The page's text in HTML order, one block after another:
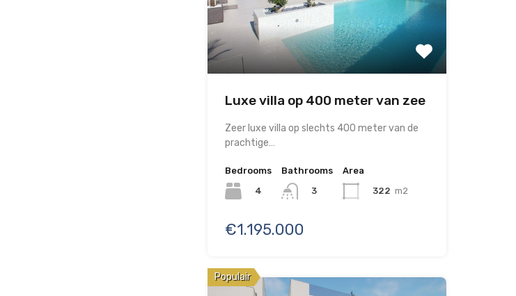
Luxe villa op 400 meter van zee
Zeer luxe villa op slechts 400 meter van de
prachtige…
Bedrooms
4
Bathrooms
3
Area
322 m2
€1.195.000
Populair